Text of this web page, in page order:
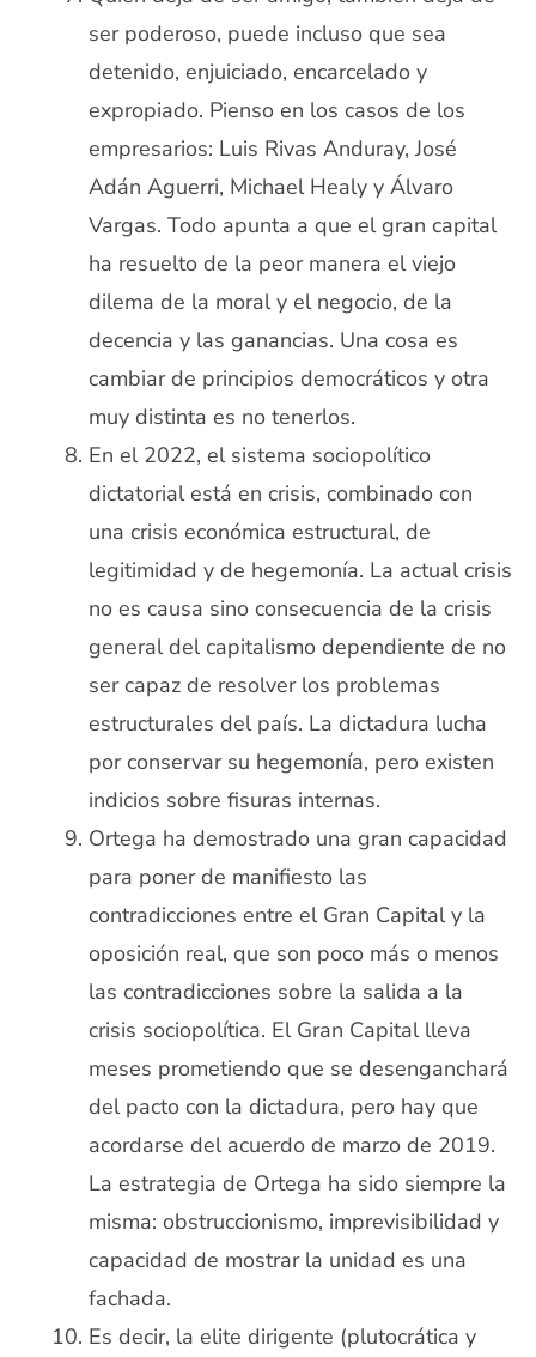
ser poderoso, puede incluso que sea
detenido, enjuiciado, encarcelado y
expropiado. Pienso en los casos de los
empresarios: Luis Rivas Anduray, José
Adán Aguerri, Michael Healy y Álvaro
Vargas. Todo apunta a que el gran capital
ha resuelto de la peor manera el viejo
dilema de la moral y el negocio, de la
decencia y las ganancias. Una cosa es
cambiar de principios democráticos y otra
muy distinta es no tenerlos.
En el 2022, el sistema sociopolítico
dictatorial está en crisis, combinado con
una crisis económica estructural, de
legitimidad y de hegemonía. La actual crisis
no es causa sino consecuencia de la crisis
general del capitalismo dependiente de no
ser capaz de resolver los problemas
estructurales del país. La dictadura lucha
por conservar su hegemonía, pero existen
indicios sobre fisuras internas.
Ortega ha demostrado una gran capacidad
para poner de manifiesto las
contradicciones entre el Gran Capital y la
oposición real, que son poco más o menos
las contradicciones sobre la salida a la
crisis sociopolítica. El Gran Capital lleva
meses prometiendo que se desenganchará
del pacto con la dictadura, pero hay que
acordarse del acuerdo de marzo de 2019.
La estrategia de Ortega ha sido siempre la
misma: obstruccionismo, imprevisibilidad y
capacidad de mostrar la unidad es una
fachada.
Es decir, la elite dirigente (plutocrática y